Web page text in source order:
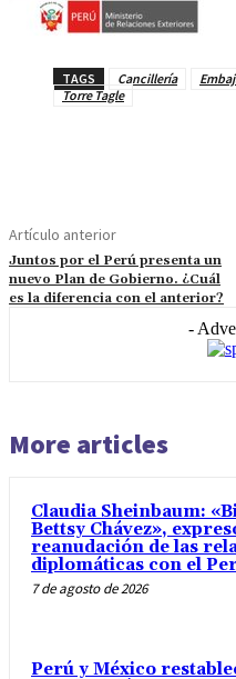
TAGS Cancillería
Torre Tagle
Artículo anterior
Juntos por el Perú presenta un
nuevo Plan de Gobierno. ¿Cuál
es la diferencia con el anterior?
-
More articles
Claudia Sheinbaum:
Bettsy Chávez»,
reanudación de las
diplomáticas con el
7 de agosto de 2026
Perú y México